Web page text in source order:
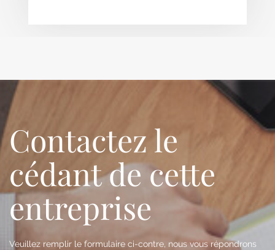
Contactez le
cédant de cette
entreprise
Veuillez remplir le formulaire ci-contre, nous vous répondrons